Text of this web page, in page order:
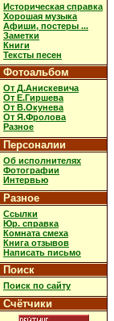
Историческая справка
Хорошая музыка
Афиши, постеры ...
Заметки
Книги
Тексты песен
Фотоальбом
От Д.Анискевича
От Е.Гиршева
От В.Окунева
От Я.Фролова
Разное
Персоналии
Об исполнителях
Фотографии
Интервью
Разное
Ссылки
Юр. справка
Комната смеха
Книга отзывов
Написать письмо
Поиск
Поиск по сайту
Счётчики